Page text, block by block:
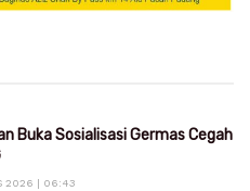
Buka Sosialisasi Germas Cegah
2026 | 06:43